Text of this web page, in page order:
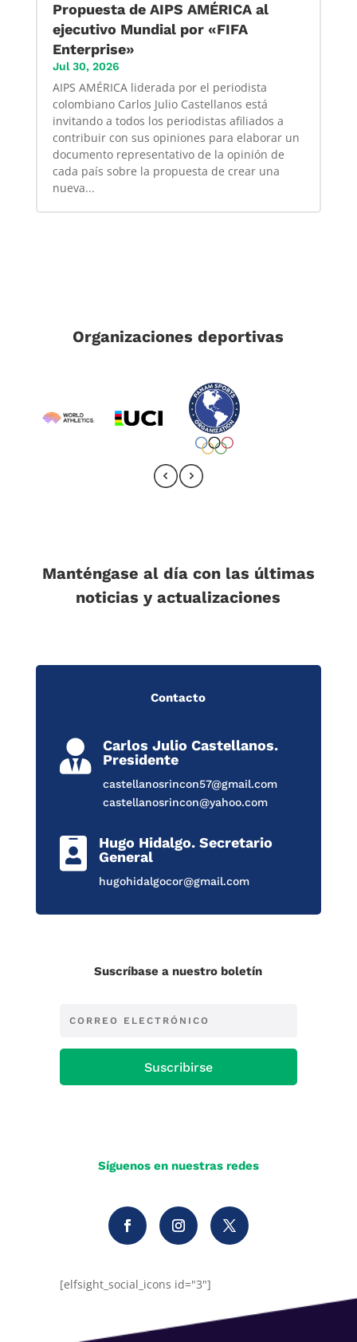
Propuesta de AIPS AMÉRICA al
ejecutivo Mundial por «FIFA
Enterprise»
Jul 30, 2026
AIPS AMÉRICA liderada por el periodista
colombiano Carlos Julio Castellanos está
invitando a todos los periodistas afiliados a
contribuir con sus opiniones para elaborar un
documento representativo de la opinión de
cada país sobre la propuesta de crear una
nueva...
Organizaciones deportivas
Manténgase al día con las últimas
noticias y actualizaciones
Contacto

Carlos Julio Castellanos.
Presidente
castellanosrincon57@gmail.com
castellanosrincon@yahoo.com

Hugo Hidalgo. Secretario
General
hugohidalgocor@gmail.com
Suscríbase a nuestro boletín
Suscribirse
Síguenos en nuestras redes
[elfsight_social_icons id="3"]